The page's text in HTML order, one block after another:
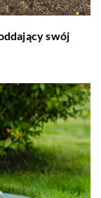
swój